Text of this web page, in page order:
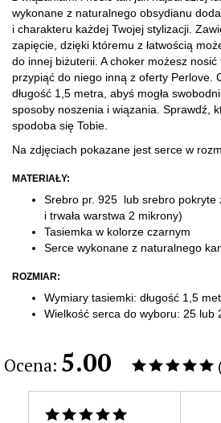
wykonane z naturalnego obsydianu
i charakteru każdej Twojej stylizacji.
zapięcie, dzięki któremu z łatwością
do innej biżuterii. A choker możesz
przypiąć do niego inną z oferty Perlove.
długość 1,5 metra, abyś mogła
sposoby noszenia i wiązania. Sprawdź,
spodoba się Tobie.
Na zdjęciach pokazane jest serce w
MATERIAŁY:
Srebro pr. 925 lub srebro pokryte
i trwała warstwa 2 mikrony)
Tasiemka w kolorze czarnym
Serce wykonane z naturalnego
ROZMIAR:
Wymiary tasiemki: długość 1,5
Wielkość serca do wyboru: 25 lub
Ocena: 5.00